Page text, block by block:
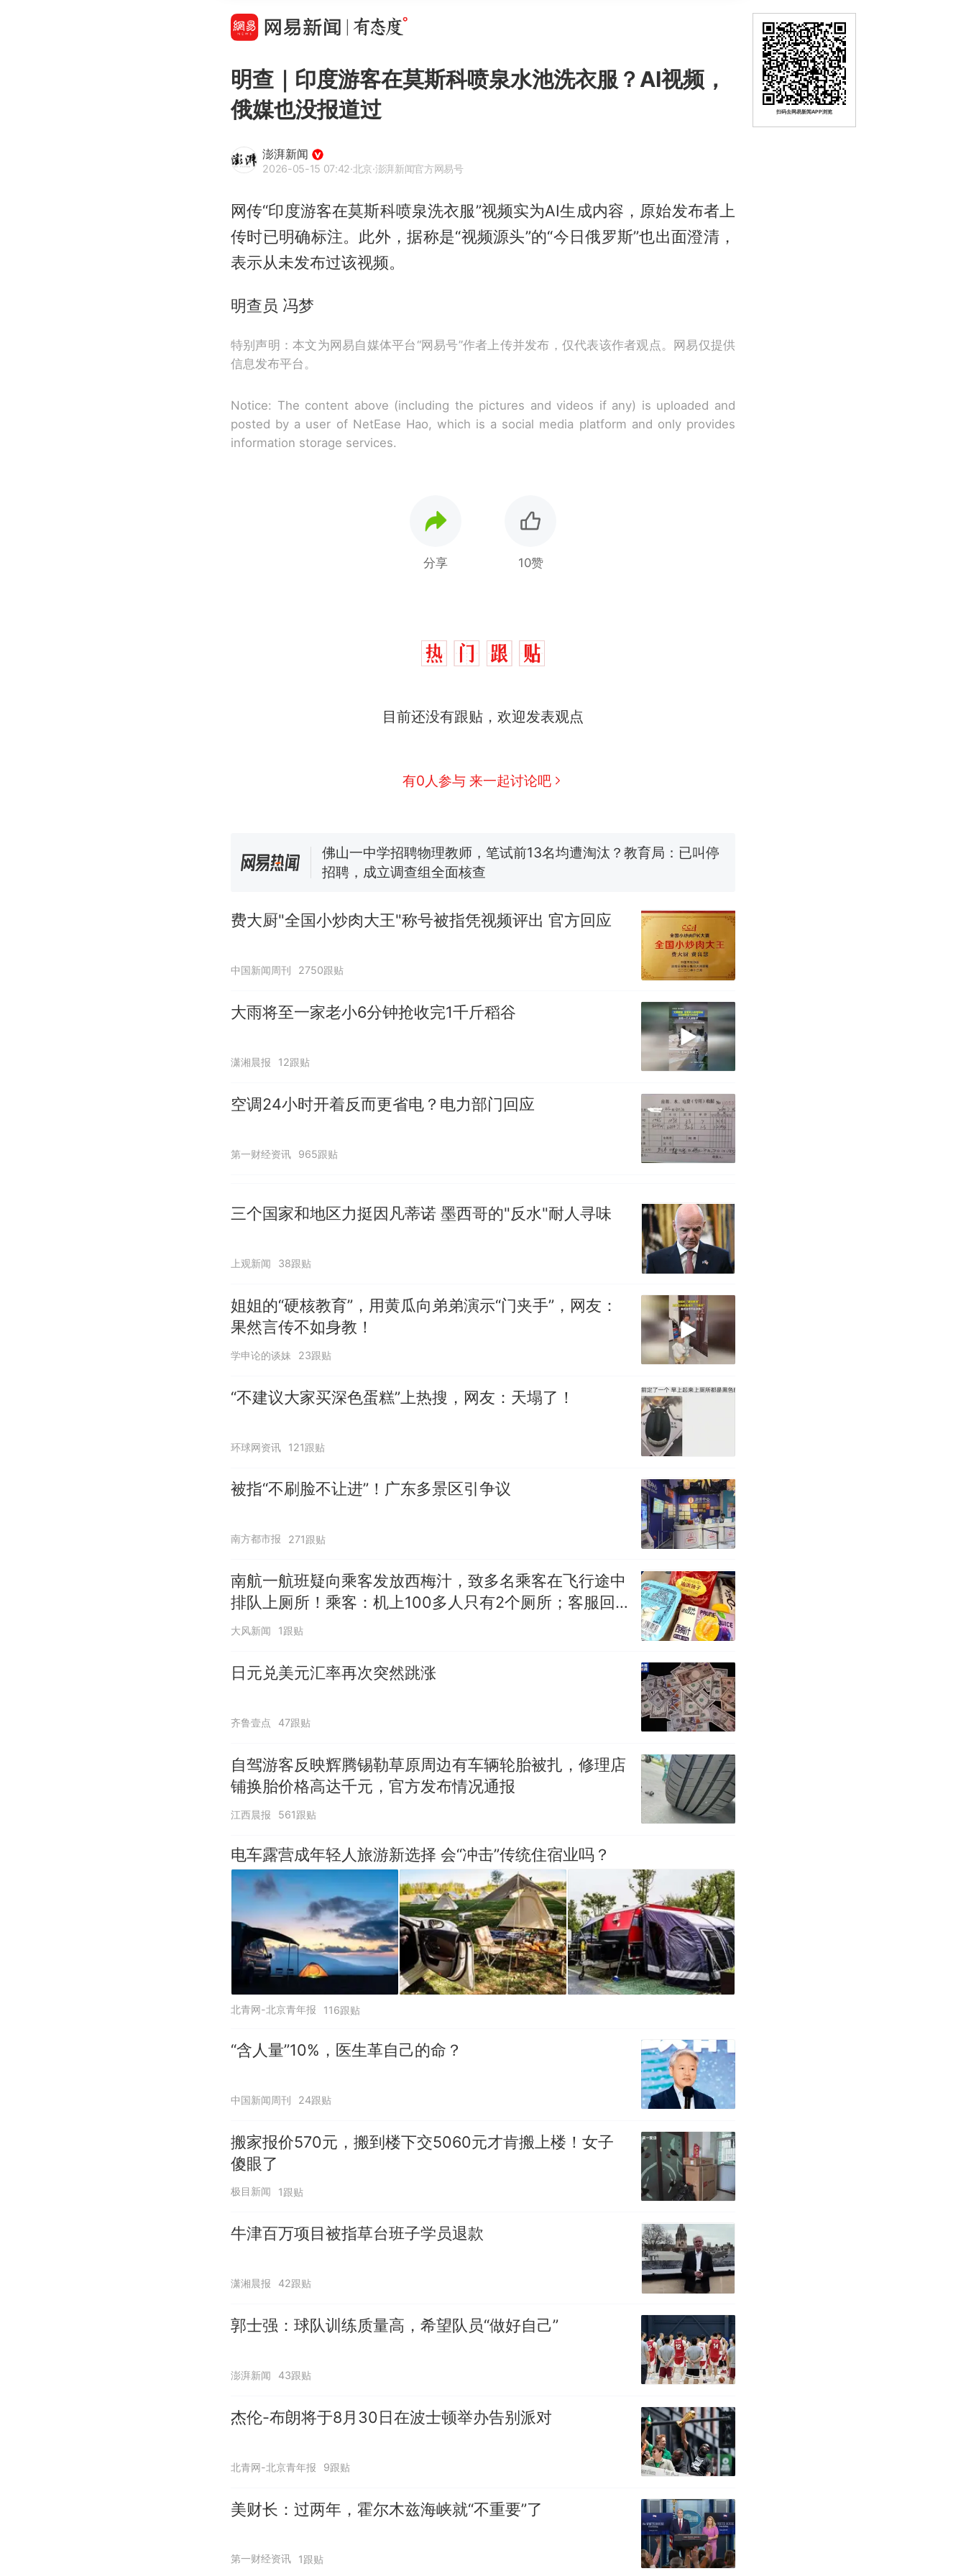
明查｜印度游客在莫斯科喷泉水池洗衣服？AI视频，
俄媒也没报道过
澎湃新闻
2026-05-15 07:42·北京·澎湃新闻官方网易号
网传“印度游客在莫斯科喷泉洗衣服”视频实为AI生成内容，原始发布者上
传时已明确标注。此外，据称是“视频源头”的“今日俄罗斯”也出面澄清，
表示从未发布过该视频。
明查员 冯梦
特别声明：本文为网易自媒体平台“网易号”作者上传并发布，仅代表该作者观点。网易仅提供
信息发布平台。
Notice: The content above (including the pictures and videos if any) is uploaded and
posted by a user of NetEase Hao, which is a social media platform and only provides
information storage services.
分享 10赞
目前还没有跟贴，欢迎发表观点
有0人参与 来一起讨论吧
佛山一中学招聘物理教师，笔试前13名均遭淘汰？教育局：已叫停
招聘，成立调查组全面核查
空调24小时开着反而更省电？电力部门回应
热 那个在床头放菜刀的女孩，因老师一句“跟我回家”改写了人生
费大厨"全国小炒肉大王"称号被指凭视频评出 官方回应
中国新闻周刊 2750跟贴
大雨将至一家老小6分钟抢收完1千斤稻谷
潇湘晨报 12跟贴
空调24小时开着反而更省电？电力部门回应
第一财经资讯 965跟贴
三个国家和地区力挺因凡蒂诺 墨西哥的"反水"耐人寻味
上观新闻 38跟贴
姐姐的“硬核教育”，用黄瓜向弟弟演示“门夹手”，网友：
果然言传不如身教！
学申论的谈妹 23跟贴
“不建议大家买深色蛋糕”上热搜，网友：天塌了！
环球网资讯 121跟贴
被指“不刷脸不让进”！广东多景区引争议
南方都市报 271跟贴
南航一航班疑向乘客发放西梅汁，致多名乘客在飞行途中
排队上厕所！乘客：机上100多人只有2个厕所；客服回
应：并非每架飞机都会发放西梅汁
大风新闻 1跟贴
日元兑美元汇率再次突然跳涨
齐鲁壹点 47跟贴
自驾游客反映辉腾锡勒草原周边有车辆轮胎被扎，修理店
铺换胎价格高达千元，官方发布情况通报
江西晨报 561跟贴
电车露营成年轻人旅游新选择 会“冲击”传统住宿业吗？
北青网-北京青年报 116跟贴
“含人量”10%，医生革自己的命？
中国新闻周刊 24跟贴
搬家报价570元，搬到楼下交5060元才肯搬上楼！女子
傻眼了
极目新闻 1跟贴
牛津百万项目被指草台班子学员退款
潇湘晨报 42跟贴
郭士强：球队训练质量高，希望队员“做好自己”
澎湃新闻 43跟贴
杰伦-布朗将于8月30日在波士顿举办告别派对
北青网-北京青年报 9跟贴
美财长：过两年，霍尔木兹海峡就“不重要”了
第一财经资讯 1跟贴
扫码去网易新闻APP浏览